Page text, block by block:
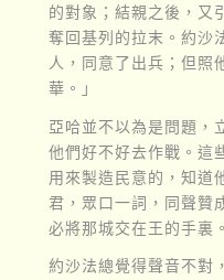
的對象；結親之後，又
奪回基列的拉末。約沙
人，同意了出兵；但照
華。」
亞哈並不以為是問題，
他們好不好去作戰。這
用來製造民意的，知道
君，眾口一詞，同聲贊
必將那城交在王的手裏
約沙法總覺得聲音不對